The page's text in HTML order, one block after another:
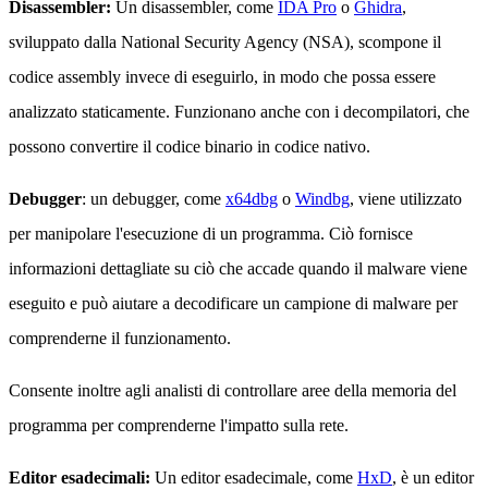
Disassembler: Un disassembler, come IDA Pro o Ghidra,
sviluppato dalla National Security Agency (NSA), scompone il
codice assembly invece di eseguirlo, in modo che possa essere
analizzato staticamente. Funzionano anche con i decompilatori, che
possono convertire il codice binario in codice nativo.
Debugger: un debugger, come x64dbg o Windbg, viene utilizzato
per manipolare l'esecuzione di un programma. Ciò fornisce
informazioni dettagliate su ciò che accade quando il malware viene
eseguito e può aiutare a decodificare un campione di malware per
comprenderne il funzionamento.
Consente inoltre agli analisti di controllare aree della memoria del
programma per comprenderne l'impatto sulla rete.
Editor esadecimali: Un editor esadecimale, come HxD, è un editor